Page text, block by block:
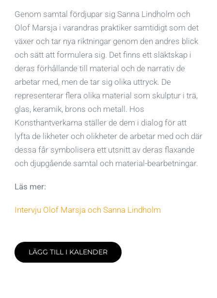
Genom samtal fördjupar sig Sanna Lindholm och
Olof Marsja i varandras praktiker samtidigt som det
växer och tar nya riktningar genom den andres blick
och sätt att formulera sig. Det finns ett släktskap i
deras förhållande till material och de narrativ de
arbetar med, men de tar sig olika uttryck. De
representerar flera olika material som skulptur i trä,
glas, keramik, brons och metall. Hos
Konsthantverkarna ställer de dem i dialog för att
lyfta de likheter och olikheter de arbetar med och där
dessa får symbolisera ett utsnitt av deras flaxande
och djupgående samtal och material-bearbetningar.
Läs mer:
Intervju Olof Marsja och Sanna Lindholm
LÄGG TILL I KALENDER